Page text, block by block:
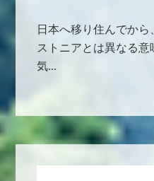
日本へ移り住んでか
ストニアとは異なる
気...